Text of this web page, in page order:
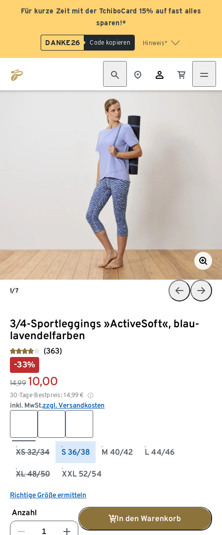
Für kurze Zeit mit der TchiboCard 15% auf fast alles
sparen!*
DANKE26 Code kopieren Hinweis*
3/4-Sportleggings »ActiveSoft«, blau-
lavendelfarben
(363)
-33%
14,99 10,00
30-Tage-Bestpreis: 14,99 €
inkl. MwSt.zzgl. Versandkosten
XS 32/34 S 36/38 M 40/42 L 44/46
XL 48/50 XXL 52/54
Richtige Größe ermitteln
Anzahl
In den Warenkorb
1/7